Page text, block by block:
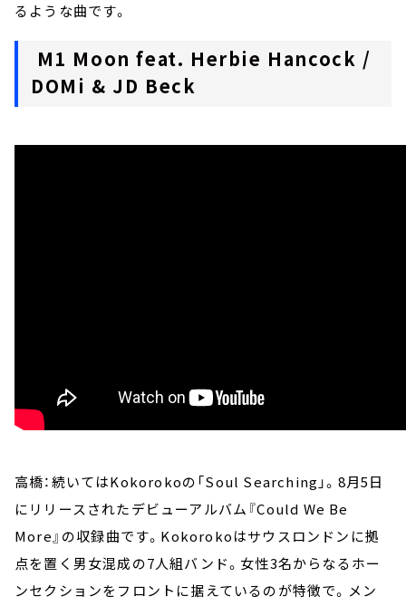
るような曲です。
M1 Moon feat. Herbie Hancock /
DOMi & JD Beck
高橋：続いてはKokorokoの「Soul Searching」。8月5日
にリリースされたデビューアルバム『Could We Be
More』の収録曲です。Kokorokoはサウスロンドンに拠
点を置く男女混成の7人組バンド。女性3名からなるホー
ンセクションをフロントに据えているのが特徴で。メン